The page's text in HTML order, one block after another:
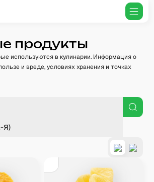
продукты
используются в кулинарии. Информация о
и вреде, условиях хранения и точках
Я)